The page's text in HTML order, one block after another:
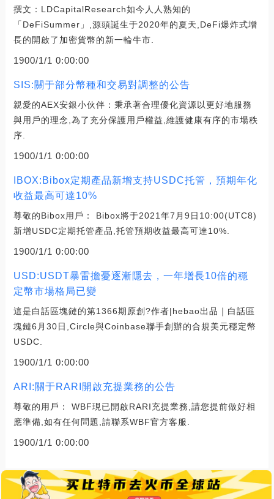
撰文：LDCapitalResearch如今人人熟知的
「DeFiSummer」,源頭誕生于2020年的夏天,DeFi爆炸式增
長的開啟了加密貨幣的新一輪牛市.
1900/1/1 0:00:00
SIS:關于部分幣種和交易對調整的公告
親愛的AEX安銀小伙伴：秉承著合理優化資源以更好地服務
與用戶的理念,為了充分保護用戶權益,維護健康有序的市場秩
序.
1900/1/1 0:00:00
IBOX:Bibox定期產品新增支持USDC托管，預期年化
收益最高可達10%
尊敬的Bibox用戶： Bibox將于2021年7月9日10:00(UTC8)
新增USDC定期托管產品,托管預期收益最高可達10%.
1900/1/1 0:00:00
USD:USDT暴雷擔憂逐漸隱去，一年增長10倍的穩
定幣市場格局已變
這是白話區塊鏈的第1366期原創?作者|hebao出品｜白話區
塊鏈6月30日,Circle與Coinbase聯手創辦的合規美元穩定幣
USDC.
1900/1/1 0:00:00
ARI:關于RARI開啟充提業務的公告
尊敬的用戶： WBF現已開啟RARI充提業務,請您提前做好相
應準備,如有任何問題,請聯系WBF官方客服.
1900/1/1 0:00:00